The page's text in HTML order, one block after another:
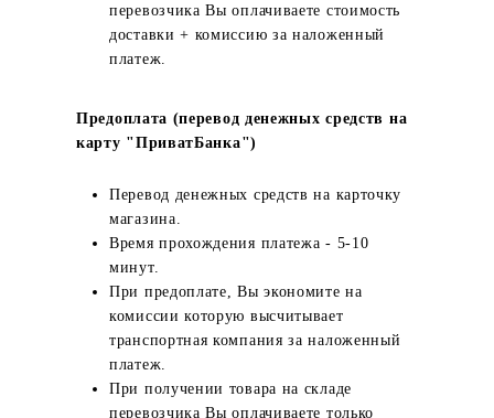
перевозчика Вы оплачиваете стоимость
доставки + комиссию за наложенный
платеж.
Предоплата (перевод денежных средств на
карту "ПриватБанка")
Перевод денежных средств на карточку
магазина.
Время прохождения платежа - 5-10
минут.
При предоплате, Вы экономите на
комиссии которую высчитывает
транспортная компания за наложенный
платеж.
При получении товара на складе
перевозчика Вы оплачиваете только